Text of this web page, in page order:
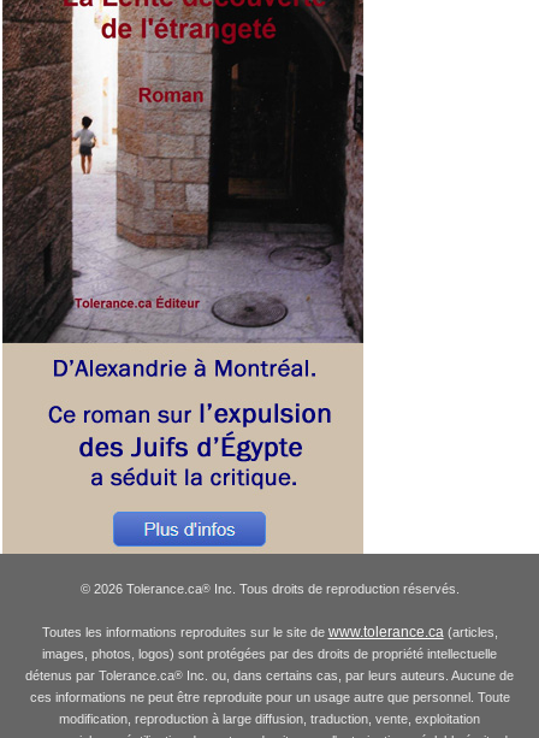
© 2026 Tolerance.ca®Inc. Tous droits de reproduction réservés.
Toutes les informations reproduites sur le site de www.tolerance.ca(articles,
images, photos, logos) sont protégées par des droits de propriété intellectuelle
détenus par Tolerance.ca® Inc. ou, dans certains cas, par leurs auteurs. Aucune de
ces informations ne peut être reproduite pour un usage autre que personnel. Toute
modification, reproduction à large diffusion, traduction, vente, exploitation